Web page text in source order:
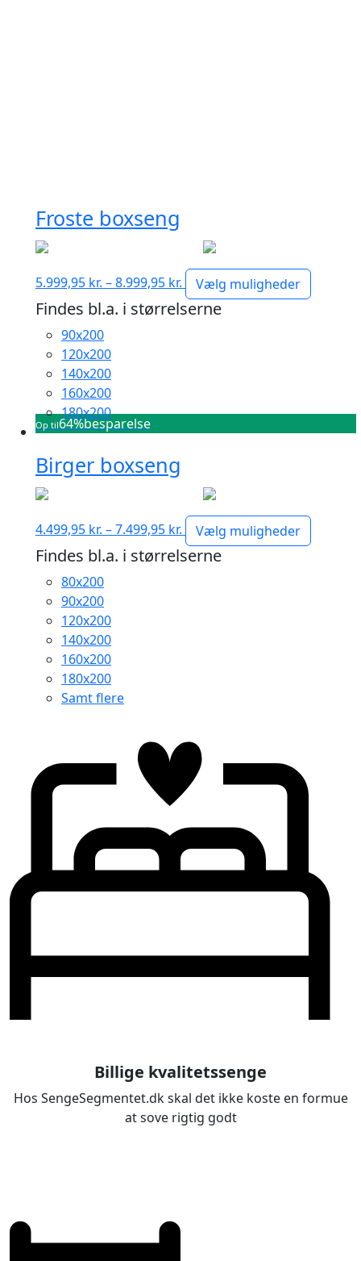
Froste boxseng
5.999,95 kr. –8.999,95 kr. Prisinterval:
5.999,95 kr.
til
Vælg muligheder
Findes bl.a. i størrelserne
90x200
120x200
140x200
160x200
180x200
Op til64%besparelse
Birger boxseng
4.499,95 kr. –7.499,95 kr. Prisinterval:
4.499,95 kr.
til
Vælg muligheder
Findes bl.a. i størrelserne
80x200
90x200
120x200
140x200
160x200
180x200
Samt flere
Billige kvalitetssenge
Hos SengeSegmentet.dk skal det ikke koste en formue
at sove rigtig godt